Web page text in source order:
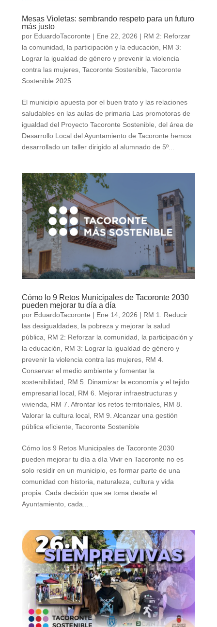
Mesas Violetas: sembrando respeto para un futuro
más justo
por EduardoTacoronte | Ene 22, 2026 | RM 2: Reforzar
la comunidad, la participación y la educación
RM 3:
Lograr la igualdad de género y prevenir la violencia
contra las mujeres, Tacoronte Sostenible Tacoronte
Sostenible 2025
El municipio apuesta por el buen trato y las relaciones
saludables en las aulas de primaria Las promotoras de
igualdad del Proyecto Tacoronte Sostenible, del área de
Desarrollo Local del Ayuntamiento de Tacoronte hemos
desarrollado un taller dirigido al alumnado de 5º...
Cómo lo 9 Retos Municipales de Tacoronte 2030
pueden mejorar tu día a día
por EduardoTacoronte | Ene 14, 2026 | RM 1. Reducir
las desigualdades, la pobreza y mejorar la salud
pública
RM 2: Reforzar la comunidad, la participación y
la educación
RM 3: Lograr la igualdad de género y
prevenir la violencia contra las mujeres, RM 4.
Conservar el medio ambiente y fomentar la
sostenibilidad
RM 5. Dinamizar la economía y el tejido
empresarial local, RM 6. Mejorar infraestructuras y
vivienda
RM 7. Afrontar los retos territoriales, RM 8.
Valorar la cultura local, RM 9. Alcanzar una gestión
pública eficiente Tacoronte Sostenible
Cómo los 9 Retos Municipales de Tacoronte 2030
pueden mejorar tu día a día Vivir en Tacoronte no es
solo residir en un municipio, es formar parte de una
comunidad con historia, naturaleza, cultura y vida
propia. Cada decisión que se toma desde el
Ayuntamiento, cada...